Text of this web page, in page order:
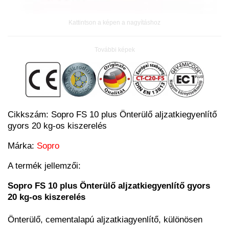
Kattintson a képen a nagyításhoz
További képek
Cikkszám: Sopro FS 10 plus Önterülő aljzatkiegyenlítő
gyors 20 kg-os kiszerelés
Márka: Sopro
A termék jellemzői:
Sopro FS 10 plus Önterülő aljzatkiegyenlítő gyors
20 kg-os kiszerelés
Önterülő, cementalapú aljzatkiagyenlítő, különösen